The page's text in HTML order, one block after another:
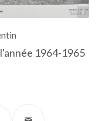
départementales 17
1964-1965